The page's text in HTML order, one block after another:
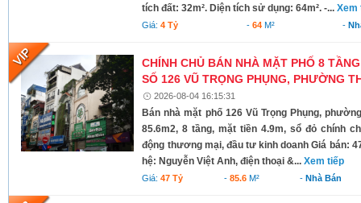
tích đất: 32m². Diện tích sử dụng: 64m². -...Xem
Giá:4 Tỷ - 64M² -
CHÍNH CHỦ BÁN NHÀ MẶT PHỐ 8
SỐ 126 VŨ TRỌNG PHỤNG, PHƯỜNG
2026-08-04 16:15:31
Bán nhà mặt phố 126 Vũ Trọng Phụng,
85.6m2, 8 tầng, mặt tiền 4.9m, sổ đỏ chính
động thương mại, đầu tư kinh doanh Giá bán:
hệ: Nguyễn Việt Anh, điện thoại &...Xem tiếp
Giá:47 Tỷ - 85.6M² - Nhà Bán